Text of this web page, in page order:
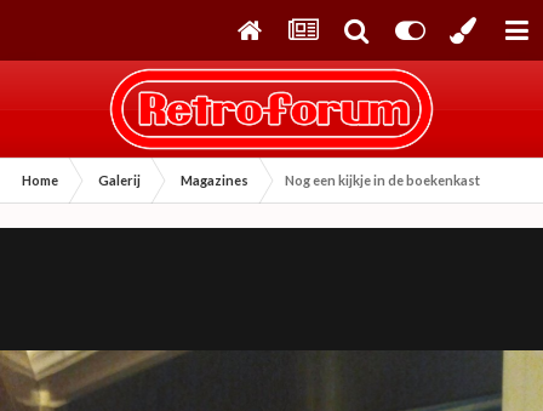
Home Galerij Magazines Nog een kijkje in de boekenkast